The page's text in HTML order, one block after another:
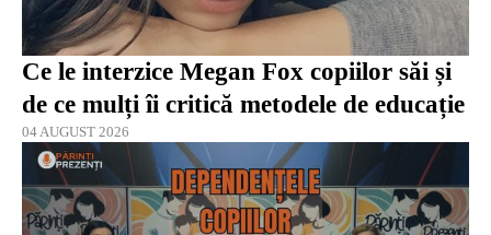
Ce le interzice Megan Fox copiilor săi și
de ce mulți îi critică metodele de educație
04 AUGUST 2026